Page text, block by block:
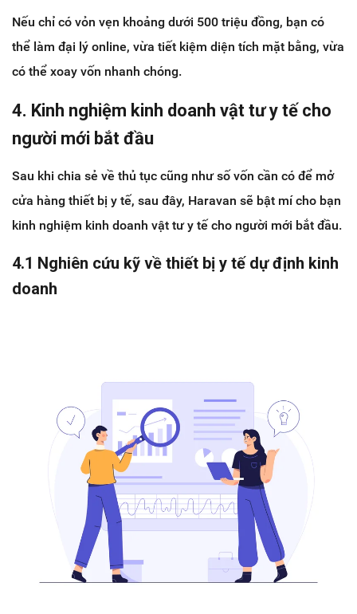
Nếu chỉ có vỏn vẹn khoảng dưới 500 triệu đồng, bạn có
thể làm đại lý online, vừa tiết kiệm diện tích mặt bằng, vừa
có thể xoay vốn nhanh chóng.
4. Kinh nghiệm kinh doanh vật tư y tế cho
người mới bắt đầu
Sau khi chia sẻ về thủ tục cũng như số vốn cần có để mở
cửa hàng thiết bị y tế, sau đây, Haravan sẽ bật mí cho bạn
kinh nghiệm kinh doanh vật tư y tế cho người mới bắt đầu.
4.1 Nghiên cứu kỹ về thiết bị y tế dự định kinh
doanh